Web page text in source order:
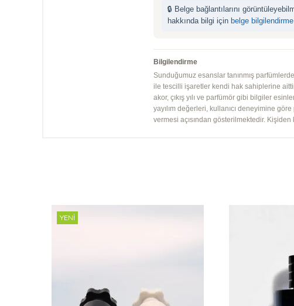
🔒 Belge bağlantılarını
hakkında bilgi için belge
Bilgilendirme
Sunduğumuz esanslar tanınmış
ile tescilli işaretler kendi hak sahiplerine
akor, çıkış yılı ve parfümör gibi bilgiler
yayılım değerleri, kullanıcı deneyimine
vermesi açısından gösterilmektedir.
YENI